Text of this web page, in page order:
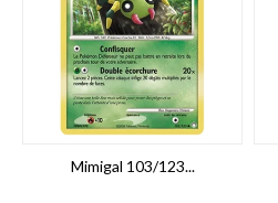
Mimigal 103/123...